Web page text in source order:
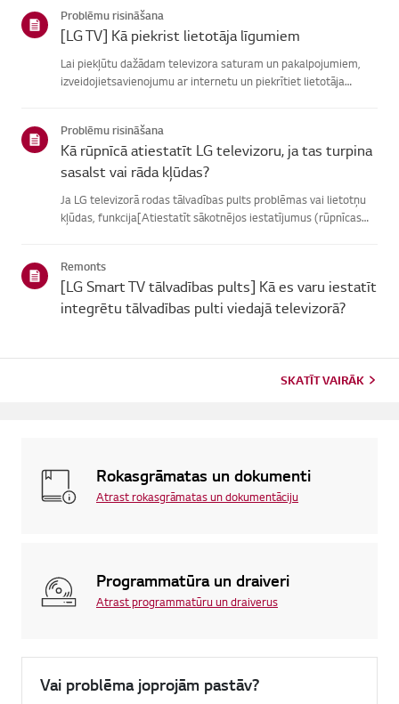
Problēmu risināšana
[LG TV] Kā piekrist lietotāja līgumiem
Lai piekļūtu dažādam televizora saturam un pakalpojumiem,
izveidojietsavienojumu ar internetu un piekrītiet lietotāja
Problēmu risināšana
Kā rūpnīcā atiestatīt LG televizoru, ja tas turpina
sasalst vai rāda kļūdas?
Ja LG televizorā rodas tālvadības pults problēmas vai lietotņu
kļūdas, funkcija[Atiestatīt sākotnējos iestatījumus (rūpnīcas
Remonts
[LG Smart TV tālvadības pults] Kā es varu iestatīt
integrētu tālvadības pulti viedajā televizorā?
SKATĪT VAIRĀK
Rokasgrāmatas un dokumenti
Atrast rokasgrāmatas un dokumentāciju
Programmatūra un draiveri
Atrast programmatūru un draiverus
Vai problēma joprojām pastāv?